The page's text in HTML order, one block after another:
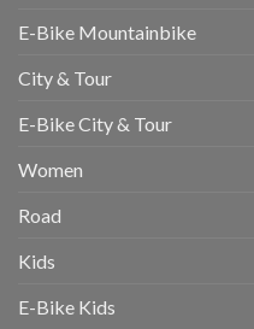
E-Bike Mountainbike
City & Tour
E-Bike City & Tour
Women
Road
Kids
E-Bike Kids